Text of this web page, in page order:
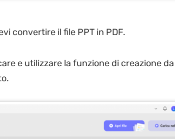
convertire il file PPT in PDF.
e utilizzare la funzione di creazione da